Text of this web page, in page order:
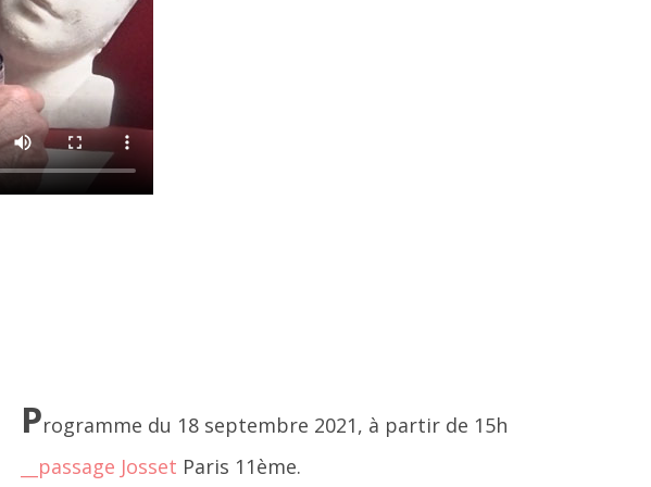
2020 mars
2020 février
2020 janvier
2019 décembre
Programme du 18 septembre 2021, à partir de 15h
__passage Josset Paris 11ème.